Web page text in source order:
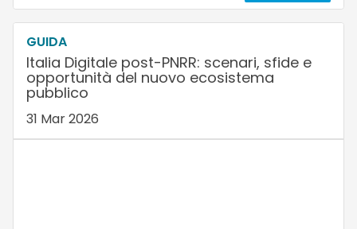
GUIDA
Italia Digitale post-PNRR: scenari, sfide e
opportunità del nuovo ecosistema
pubblico
31 Mar 2026